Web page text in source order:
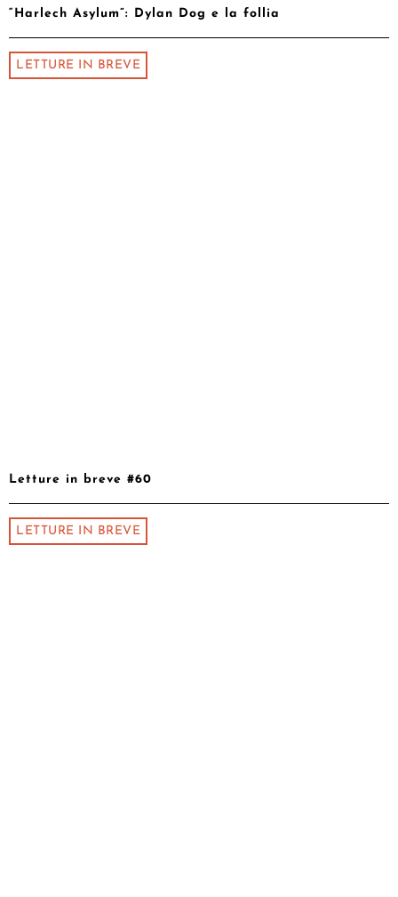
“Harlech Asylum”: Dylan Dog e la follia
LETTURE IN BREVE
Letture in breve #60
LETTURE IN BREVE